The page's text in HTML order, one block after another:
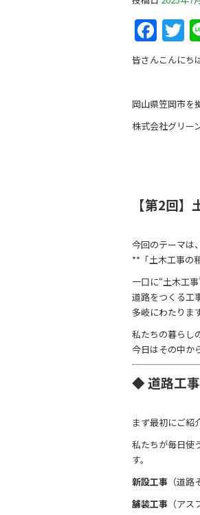
F
a
e
b
o
T
皆さんこんにち
岡山県笠岡市を
株式会社グリー
【第2回
今回のテーマは、
**「土木工事の
一口に“土木工
道路をつくる工
多岐にわたります
私たちの暮らし
今日はその中か
◆ 道路工
まず最初にご紹
私たちが毎日使
す。
新設工事 （道
舗装工事 （ア